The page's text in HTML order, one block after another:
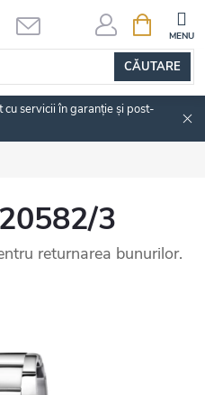
CĂUTARE
DE
servicii în garanție și post-
3
returnarea bunurilor.